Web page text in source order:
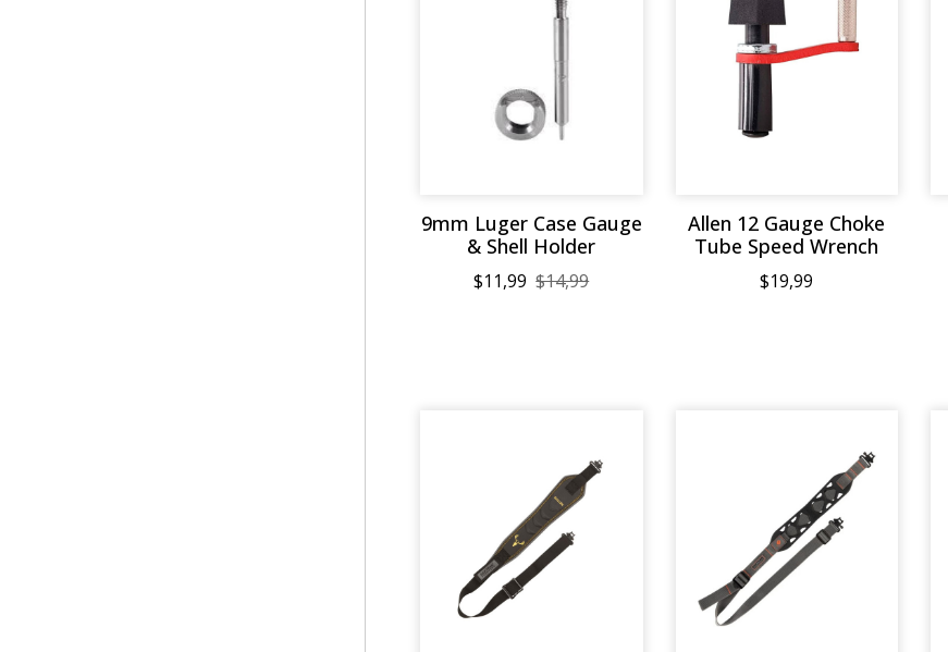
9mm Luger Case Gauge
& Shell Holder
$11,99 $14,99
Allen 12 Gauge Choke
Tube Speed Wrench
$19,99